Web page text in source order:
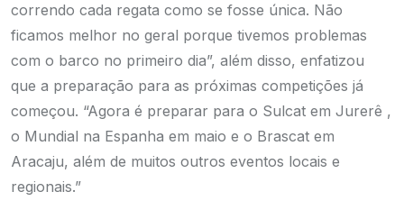
correndo cada regata como se fosse única. Não
ficamos melhor no geral porque tivemos problemas
com o barco no primeiro dia”, além disso, enfatizou
que a preparação para as próximas competições já
começou. “Agora é preparar para o Sulcat em Jurerê ,
o Mundial na Espanha em maio e o Brascat em
Aracaju, além de muitos outros eventos locais e
regionais.”